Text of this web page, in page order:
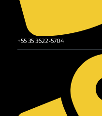
+55 35 3622-5704